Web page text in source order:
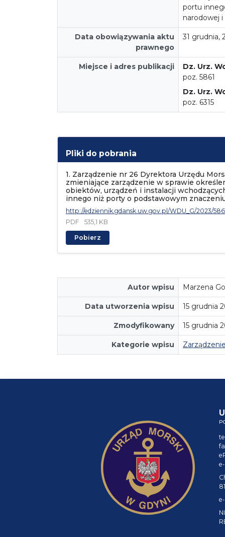
portu
narodowej
Data obowiązywania aktu
prawnego
31 grudnia,
Miejsce i adres publikacji
Dz. Urz.
poz. 5861
Dz. Urz.
poz. 6315
Pliki do pobrania
1. Zarządzenie nr 26 Dyrektora Urzędu
zmieniające zarządzenie w sprawie
obiektów, urządzeń i instalacji
innego niż porty o podstawowym
http://edziennik.gdansk.uw.gov.pl/WDU_G/2023/
PDF
535,1 KB
Pobierz
Autor wpisu Marzena
Data utworzenia wpisu 15 grudnia
Zmodyfikowany 15 grudnia
Kategorie wpisu Zarządzenie